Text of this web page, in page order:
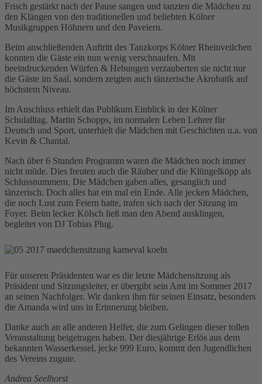
Frisch gestärkt nach der Pause sangen und tanzten die Mädchen zu
den Klängen von den traditionellen und beliebten Kölner
Musikgruppen Höhnern und den Paveiern.
Beim anschließenden Auftritt des Tanzkorps Kölner Rheinveilchen
konnten die Gäste ein nun wenig verschnaufen. Mit
beeindruckenden Würfen & Hebungen verzauberten sie nicht nur
die Gäste im Saal, sondern zeigten auch tänzerische Akrobatik auf
höchstem Niveau.
Im Anschluss erhielt das Publikum Einblick in der Kölner
Schulalltag. Martin Schopps, im normalen Leben Lehrer für
Deutsch und Sport, unterhielt die Mädchen mit Geschichten u.a. von
Kevin & Chantal.
Nach über 6 Stunden Programm waren die Mädchen noch immer
nicht müde. Dies freuten auch die Räuber und die Klüngelköpp als
Schlussnummern. Die Mädchen gaben alles, gesanglich und
tänzerisch. Doch alles hat ein mal ein Ende. Alle jecken Mädchen,
die noch Lust zum Feiern hatte, trafen sich nach der Sitzung im
Foyer. Beim lecker Kölsch ließ man den Abend ausklingen,
begleitet von DJ Tobias Plug.
Für unseren Präsidenten war es die letzte Mädchensitzung als
Präsident und Sitzungsleiter, er übergibt sein Amt im Sommer 2017
an seinen Nachfolger. Wir danken ihm für seinen Einsatz, besonders
die Amanda wird uns in Erinnerung bleiben.
Danke auch an alle anderen Helfer, die zum Gelingen dieser tollen
Veranstaltung beigetragen haben. Der diesjährige Erlös aus dem
bekannten Wasserkessel, jecke 999 Euro, kommt den Jugendlichen
des Vereins zugute.
Andrea Seelhorst